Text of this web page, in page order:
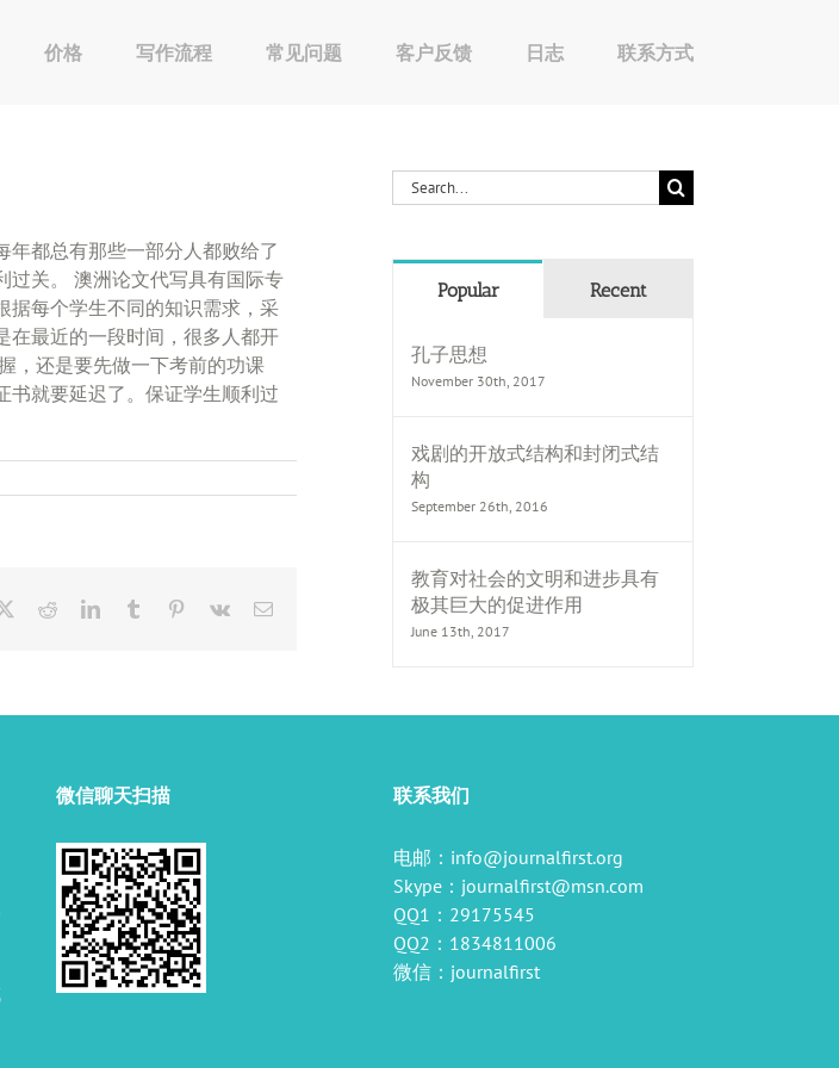
价格 写作流程 常见问题 客户反馈 日志 联系方式
年都总有那些一部分人都败给了
过关。 澳洲论文代写具有国际专
据每个学生不同的知识需求，采
在最近的一段时间，很多人都开
，还是要先做一下考前的功课
书就要延迟了。保证学生顺利过
RedditLinkedInTumblr Pinterest
Vk Email
Search
for:
Popular Recent
孔子思想
November 30th, 2017
戏剧的开放式结构和封闭式结
构
September 26th, 2016
教育对社会的文明和进步具有
极其巨大的促进作用
June 13th, 2017
微信聊天扫描 联系我们
电邮： info@journalfirst.org
Skype： journalfirst@msn.com
QQ1：29175545
QQ2：1834811006
微信：journalfirst